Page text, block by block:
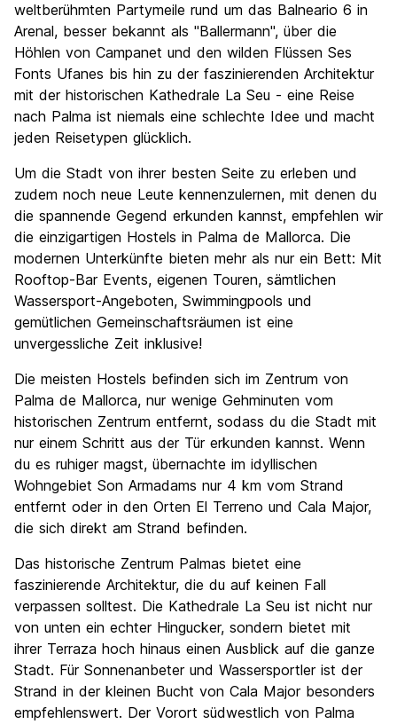
Preis-Leistungsverhältnis
8.1
weltberühmten Partymeile rund um das Balneario 6 in
Arenal, besser bekannt als "Ballermann", über die
Höhlen von Campanet und den wilden Flüssen Ses
Fonts Ufanes bis hin zu der faszinierenden Architektur
mit der historischen Kathedrale La Seu - eine Reise
nach Palma ist niemals eine schlechte Idee und macht
jeden Reisetypen glücklich.
Um die Stadt von ihrer besten Seite zu erleben und
zudem noch neue Leute kennenzulernen, mit denen du
die spannende Gegend erkunden kannst, empfehlen wir
die einzigartigen Hostels in Palma de Mallorca. Die
modernen Unterkünfte bieten mehr als nur ein Bett: Mit
Rooftop-Bar Events, eigenen Touren, sämtlichen
Wassersport-Angeboten, Swimmingpools und
gemütlichen Gemeinschaftsräumen ist eine
unvergessliche Zeit inklusive!
Die meisten Hostels befinden sich im Zentrum von
Palma de Mallorca, nur wenige Gehminuten vom
historischen Zentrum entfernt, sodass du die Stadt mit
nur einem Schritt aus der Tür erkunden kannst. Wenn
du es ruhiger magst, übernachte im idyllischen
Wohngebiet Son Armadams nur 4 km vom Strand
entfernt oder in den Orten El Terreno und Cala Major,
die sich direkt am Strand befinden.
Das historische Zentrum Palmas bietet eine
faszinierende Architektur, die du auf keinen Fall
verpassen solltest. Die Kathedrale La Seu ist nicht nur
von unten ein echter Hingucker, sondern bietet mit
ihrer Terraza hoch hinaus einen Ausblick auf die ganze
Stadt. Für Sonnenanbeter und Wassersportler ist der
Strand in der kleinen Bucht von Cala Major besonders
empfehlenswert. Der Vorort südwestlich von Palma